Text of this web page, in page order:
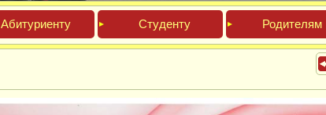
Аби­тури­ен­ту Сту­ден­ту Роди­телям